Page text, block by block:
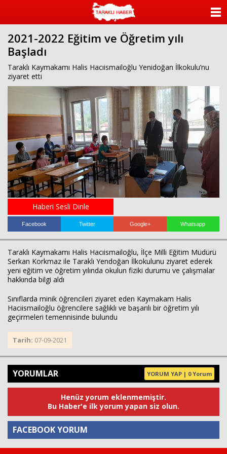
2021-2022 Eğitim ve Öğretim yılı
Başladı
Taraklı Kaymakamı Halis Hacıismailoğlu Yenidoğan İlkokulu’nu
ziyaret etti
Haberi Sesli Dinle
Facebook Twitter Google+ Whatsapp
Taraklı Kaymakamı Halis Hacıismailoğlu, İlçe Milli Eğitim Müdürü
Serkan Korkmaz ile Taraklı Yendoğan İlkokulunu ziyaret ederek
yeni eğitim ve öğretim yılında okulun fiziki durumu ve çalışmalar
hakkında bilgi aldı
Sınıflarda minik öğrencileri ziyaret eden Kaymakam Halis
Hacıismailoğlu öğrencilere sağlıklı ve başarılı bir öğretim yılı
geçirmeleri temennisinde bulundu
Tarih: 07-09-2021
YORUMLAR YORUM YAP | 0 Yorum
Henüz yorum eklenmemiştir.
Bu Haber'e ilk yorum yapan siz olun.
FACEBOOK YORUM
KATEGORİLER
ANKETLER
FOTO GALERİ
VİDEO GALERİ
KÜNYE
İLETİŞİM
Haberin Doğru Adresi.